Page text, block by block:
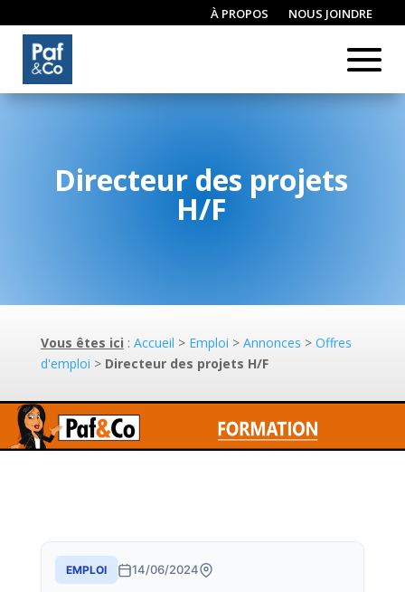
À PROPOS
NOUS JOINDRE
Directeur des projets
H/F
Vous êtes ici : Accueil > Emploi > Annonces > Offres
d'emploi > Directeur des projets H/F
EMPLOI 14/06/2024